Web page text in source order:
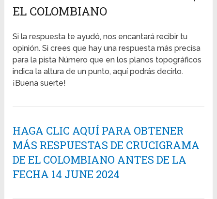
EL COLOMBIANO
Si la respuesta te ayudó, nos encantará recibir tu
opinión. Si crees que hay una respuesta más precisa
para la pista Número que en los planos topográficos
indica la altura de un punto, aquí podrás decirlo.
¡Buena suerte!
HAGA CLIC AQUÍ PARA OBTENER
MÁS RESPUESTAS DE CRUCIGRAMA
DE EL COLOMBIANO ANTES DE LA
FECHA 14 JUNE 2024